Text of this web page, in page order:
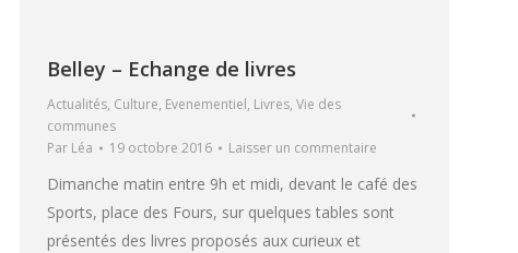
Belley – Echange de livres
Actualités, Culture, Evenementiel, Livres, Vie des
communes
Par Léa 19 octobre 2016 Laisser un commentaire
Dimanche matin entre 9h et midi, devant le café des
Sports, place des Fours, sur quelques tables sont
présentés des livres proposés aux curieux et